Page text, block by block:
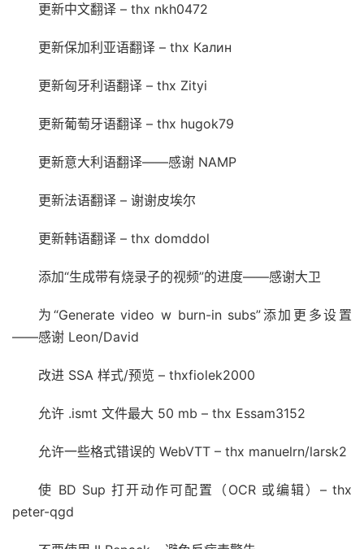
更新中文翻译 – thx nkh0472
更新保加利亚语翻译 – thx Калин
更新匈牙利语翻译 – thx Zityi
更新葡萄牙语翻译 – thx hugok79
更新意大利语翻译——感谢 NAMP
更新法语翻译 – 谢谢皮埃尔
更新韩语翻译 – thx domddol
添加“生成带有烧录子的视频”的进度——感谢大卫
为“Generate video w burn-in subs”添加更多设置
——感谢 Leon/David
改进 SSA 样式/预览 – thxfiolek2000
允许 .ismt 文件最大 50 mb – thx Essam3152
允许一些格式错误的 WebVTT – thx manuelrn/larsk2
使 BD Sup 打开动作可配置（OCR 或编辑）– thx
peter-qgd